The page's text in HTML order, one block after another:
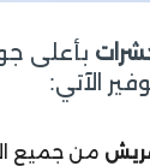
بأعلى
الآتي:
من جميع